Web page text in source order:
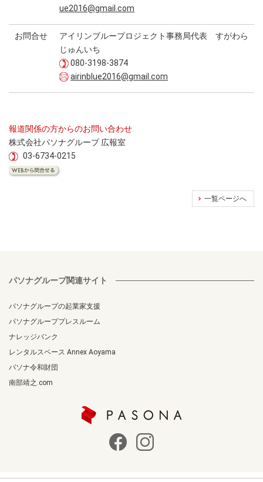
ue2016@gmail.com
お問合せ
アイリンブループロジェクト事務局代表 すがわら
じゅんいち
080-3198-3874
airinblue2016@gmail.com
報道関係の方からのお問い合わせ
株式会社パソナグループ 広報室
03-6734-0215
一覧ページへ
パソナグループ関連サイト
パソナグループの起業家支援
パソナグループプレスルーム
ナレッジバンク
レンタルスペース Annex Aoyama
パソナ令和財団
南部靖之.com